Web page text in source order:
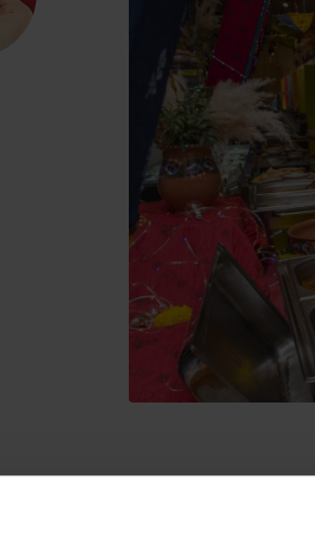
Kde sa nachádza
poklad? Nájdi ho s
Liptov Region Card!